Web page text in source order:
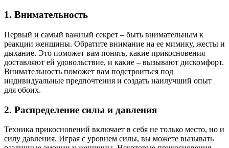
1. Внимательность
Первый и самый важный секрет – быть внимательным к
реакции женщины. Обратите внимание на ее мимику, жесты и
дыхание. Это поможет вам понять, какие прикосновения
доставляют ей удовольствие, и какие – вызывают дискомфорт.
Внимательность поможет вам подстроиться под
индивидуальные предпочтения и создать наилучший опыт
для обоих.
2. Распределение силы и давления
Техника прикосновений включает в себя не только место, но и
силу давления. Играя с уровнем силы, вы можете вызывать